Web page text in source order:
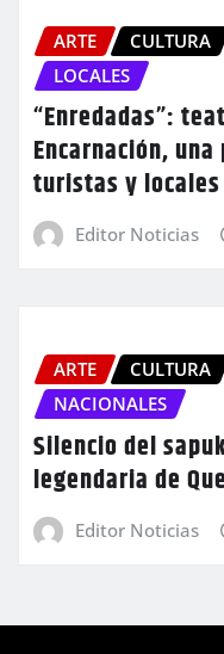
ARTE CULTURA
LOCALES
“Enredadas”:
Encarnación,
turistas y locales
Editor Noticias
ARTE CULTURA
NACIONALES
Silencio del
legendaria de
Editor Noticias